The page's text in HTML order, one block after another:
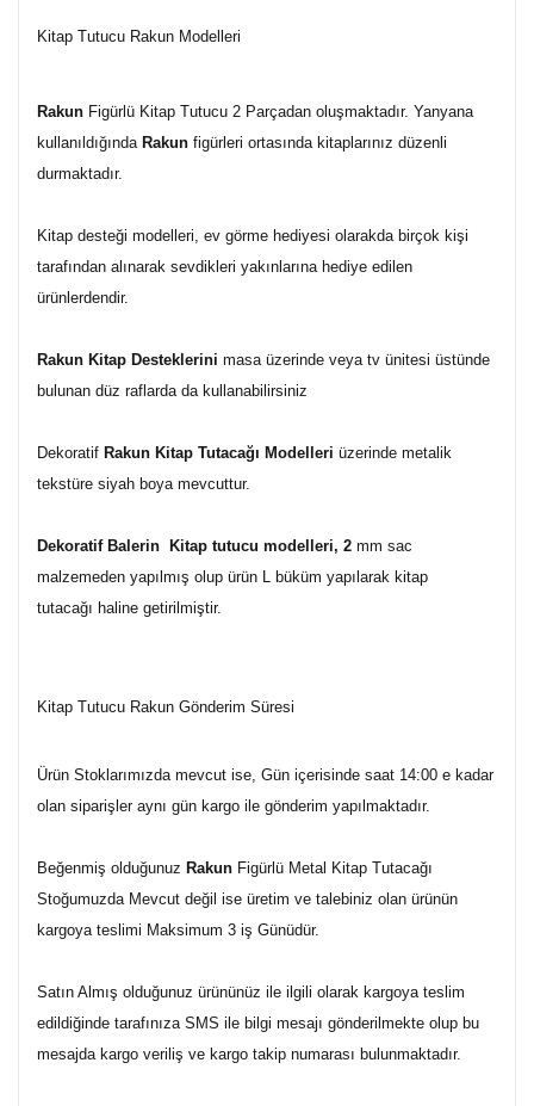
Kitap Tutucu Rakun Modelleri
Rakun Figürlü Kitap Tutucu 2 Parçadan oluşmaktadır. Yanyana
kullanıldığında Rakun figürleri ortasında kitaplarınız düzenli
durmaktadır.
Kitap desteği modelleri, ev görme hediyesi olarakda birçok kişi
tarafından alınarak sevdikleri yakınlarına hediye edilen
ürünlerdendir.
Rakun Kitap Desteklerini masa üzerinde veya tv ünitesi üstünde
bulunan düz raflardada kullanabilirsiniz
Dekoratif Rakun Kitap Tutacağı Modelleri üzerinde metalik
tekstüre siyah boya mevcuttur.
Dekoratif Balerin Kitap tutucu modelleri, 2 mm sac
malzemeden yapılmış olup ürün L büküm yapılarak kitap
tutacağı haline getirilmiştir.
Kitap Tutucu Rakun Gönderim Süresi
Ürün Stoklarımızda mevcut ise, Gün içerisinde saat 14:00 e kadar
olan siparişler aynı gün kargo ile gönderim yapılmaktadır.
Beğenmiş olduğunuz Rakun Figürlü Metal Kitap Tutacağı
Stoğumuzda Mevcut değil ise üretim ve talebiniz olan ürünün
kargoya teslimi Maksimum 3 iş Günüdür.
Satın Almış olduğunuz ürününüz ile ilgili olarak kargoya teslim
edildiğinde tarafınıza SMS ile bilgi mesajı gönderilmekte olup bu
mesajda kargo veriliş ve kargo takip numarası bulunmaktadır.